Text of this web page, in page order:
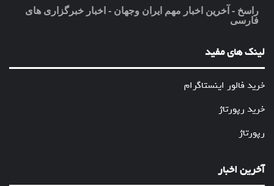
راسخ - آخرین اخبار مهم ایران وجهان - اخبار خبرگزاری های
فارسی
لینک های مفید
خرید فالور اینستاگرام
خرید رپورتاژ
رپورتاژ
آخرین اخبار